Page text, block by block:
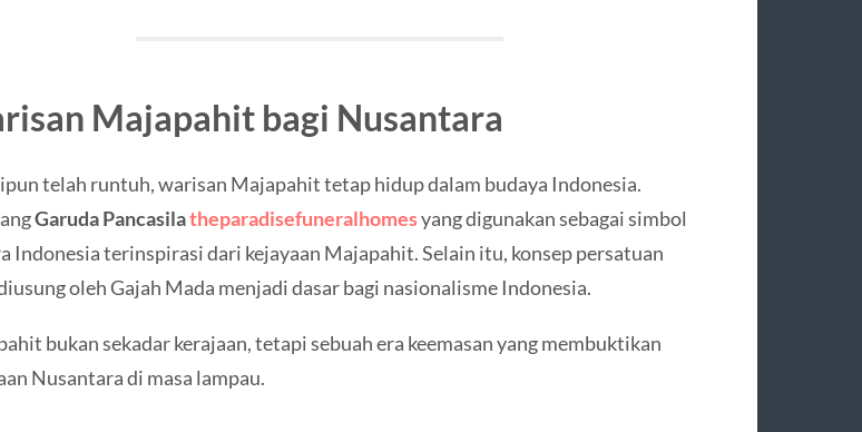
Majapahit bagi Nusantara
telah runtuh, warisan Majapahit tetap hidup dalam budaya Indonesia.
Garuda Pancasilatheparadisefuneralhomesyang digunakan sebagai simbol
Indonesia terinspirasi dari kejayaan Majapahit. Selain itu, konsep persatuan
oleh Gajah Mada menjadi dasar bagi nasionalisme Indonesia.
bukan sekadar kerajaan, tetapi sebuah era keemasan yang membuktikan
Nusantara di masa lampau.